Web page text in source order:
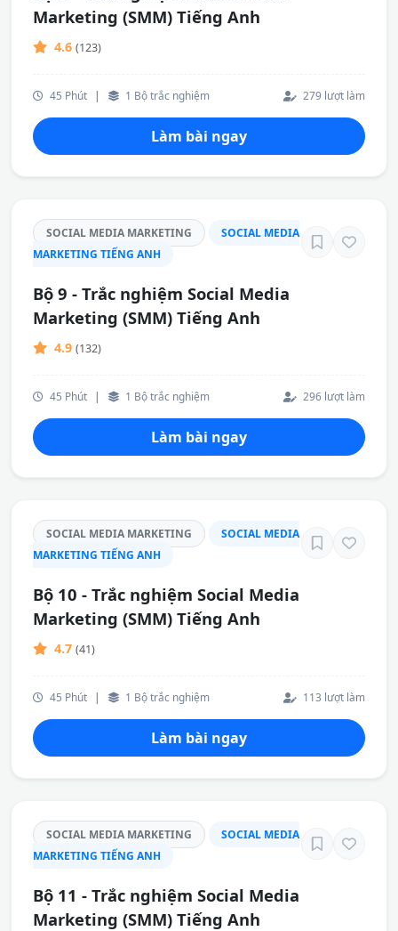
Marketing (SMM) Tiếng Anh
4.6 (123)
45 Phút | 1 Bộ trắc nghiệm 279 lượt làm
Làm bài ngay
SOCIAL MEDIA MARKETING
SOCIAL MEDIA
MARKETING TIẾNG ANH
Bộ 9 - Trắc nghiệm Social Media
Marketing (SMM) Tiếng Anh
4.9 (132)
45 Phút | 1 Bộ trắc nghiệm 296 lượt làm
Làm bài ngay
SOCIAL MEDIA MARKETING
SOCIAL MEDIA
MARKETING TIẾNG ANH
Bộ 10 - Trắc nghiệm Social Media
Marketing (SMM) Tiếng Anh
4.7 (41)
45 Phút | 1 Bộ trắc nghiệm 113 lượt làm
Làm bài ngay
SOCIAL MEDIA MARKETING
SOCIAL MEDIA
MARKETING TIẾNG ANH
Bộ 11 - Trắc nghiệm Social Media
Marketing (SMM) Tiếng Anh